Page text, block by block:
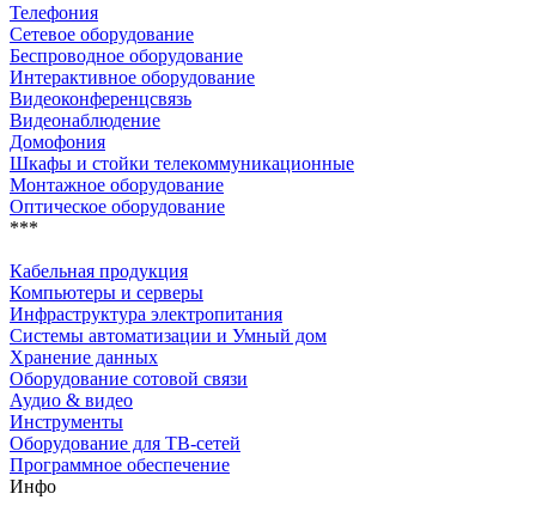
Телефония
Сетевое оборудование
Беспроводное оборудование
Интерактивное оборудование
Видеоконференцсвязь
Видеонаблюдение
Домофония
Шкафы и стойки телекоммуникационные
Монтажное оборудование
Оптическое оборудование
***
Кабельная продукция
Компьютеры и серверы
Инфраструктура электропитания
Системы автоматизации и Умный дом
Хранение данных
Оборудование сотовой связи
Аудио & видео
Инструменты
Оборудование для ТВ-сетей
Программное обеспечение
Инфо